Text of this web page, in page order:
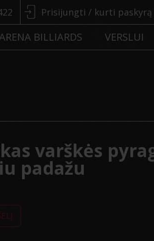
Prisijungti / kurti paskyrą
BILLIARDS VERSLUI
varškės
padažu